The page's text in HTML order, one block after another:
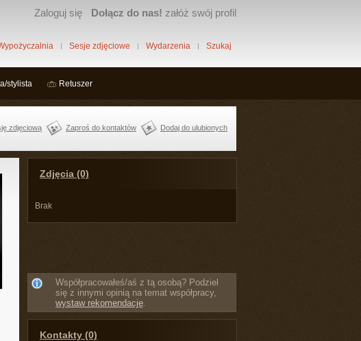
Zaloguj się Dołącz do nas! załóż swój profil
Sesje zdjęciowe Wydarzenia Szukaj
stylista Retuszer
zdjęciową Zaproś do kontaktów Dodaj do ulubionych
Zdjęcia (0)
Brak
Współpracowałeś/aś z tą osobą? Podziel
się z innymi opinią na temat współpracy,
wystaw rekomendację.
Kontakty (0)